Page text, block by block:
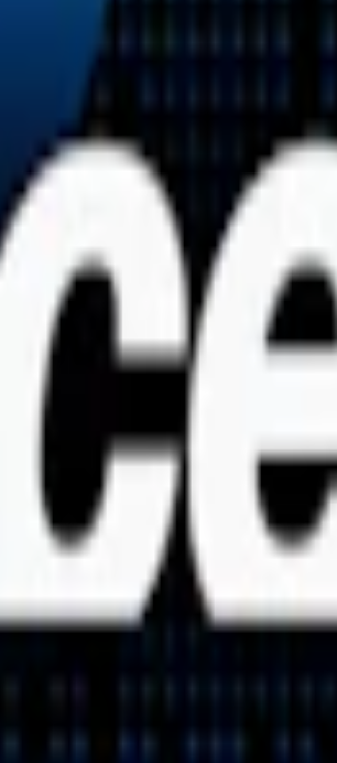
medel (E500, soda),
Tillverkat av danska Ministry of Snus,
smak och frigörande av nikotin. Med
Se detaljerna i
en del av STG ( Scandinavian Tobacco
dosor. Smaker som